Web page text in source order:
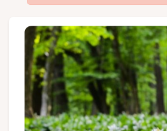
Folgen Sie uns
Gruppen und Reiseveranstalter